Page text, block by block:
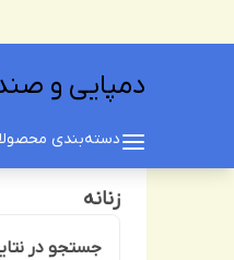
دمپایی و
دسته‌بندی
زنانه
جستجو در